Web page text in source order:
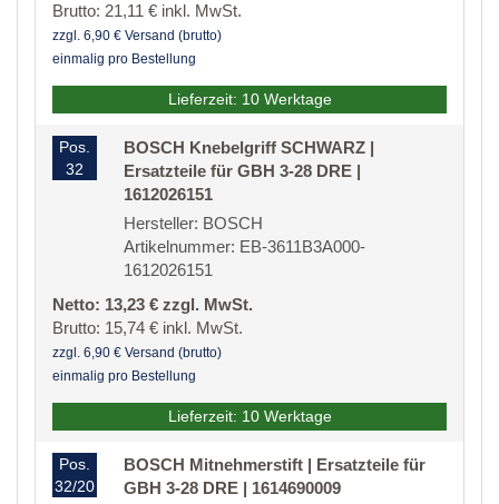
Brutto: 21,11 € inkl. MwSt.
zzgl. 6,90 € Versand (brutto)
einmalig pro Bestellung
Lieferzeit: 10 Werktage
Pos.
32
BOSCH Knebelgriff SCHWARZ |
Ersatzteile für GBH 3-28 DRE |
1612026151
Hersteller: BOSCH
Artikelnummer: EB-3611B3A000-
1612026151
Netto: 13,23 € zzgl. MwSt.
Brutto: 15,74 € inkl. MwSt.
zzgl. 6,90 € Versand (brutto)
einmalig pro Bestellung
Lieferzeit: 10 Werktage
Pos.
32/20
BOSCH Mitnehmerstift | Ersatzteile für
GBH 3-28 DRE | 1614690009